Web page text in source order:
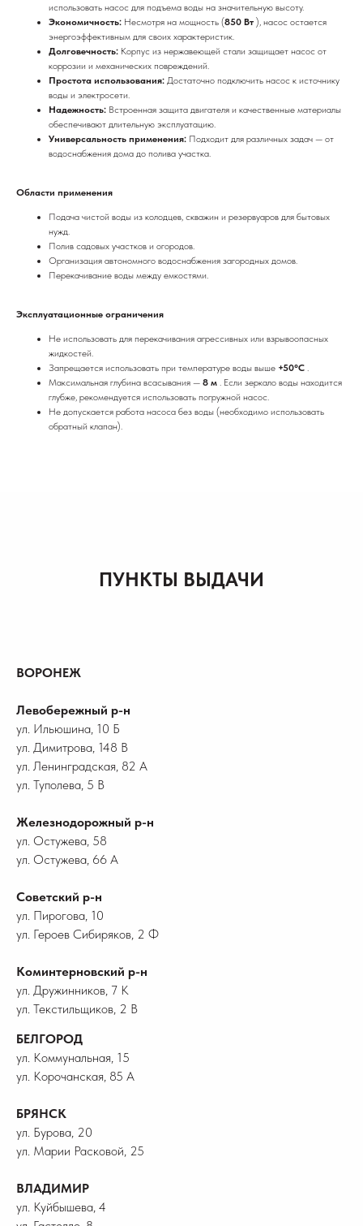
использовать насос для подъема воды на значительную высоту.
Экономичность: Несмотря на мощность (850 Вт ), насос остается
энергоэффективным для своих характеристик.
Долговечность: Корпус из нержавеющей стали защищает насос от
коррозии и механических повреждений.
Простота использования: Достаточно подключить насос к источнику
воды и электросети.
Надежность: Встроенная защита двигателя и качественные материалы
обеспечивают длительную эксплуатацию.
Универсальность применения: Подходит для различных задач — от
водоснабжения дома до полива участка.
Области применения
Подача чистой воды из колодцев, скважин и резервуаров для бытовых
нужд.
Полив садовых участков и огородов.
Организация автономного водоснабжения загородных домов.
Перекачивание воды между емкостями.
Эксплуатационные ограничения
Не использовать для перекачивания агрессивных или взрывоопасных
жидкостей.
Запрещается использовать при температуре воды выше +50°C .
Максимальная глубина всасывания — 8 м . Если зеркало воды находится
глубже, рекомендуется использовать погружной насос.
Не допускается работа насоса без воды (необходимо использовать
обратный клапан).
ПУНКТЫ ВЫДАЧИ
ВОРОНЕЖ
Левобережный р-н
ул. Ильюшина, 10 Б
ул. Димитрова, 148 В
ул. Ленинградская, 82 А
ул. Туполева, 5 В
Железнодорожный р-н
ул. Остужева, 58
ул. Остужева, 66 А
Советский р-н
ул. Пирогова, 10
ул. Героев Сибиряков, 2 Ф
Коминтерновский р-н
ул. Дружинников, 7 К
ул. Текстильщиков, 2 В
БЕЛГОРОД
ул. Коммунальная, 15
ул. Корочанская, 85 А
БРЯНСК
ул. Бурова, 20
ул. Марии Расковой, 25
ВЛАДИМИР
ул. Куйбышева, 4